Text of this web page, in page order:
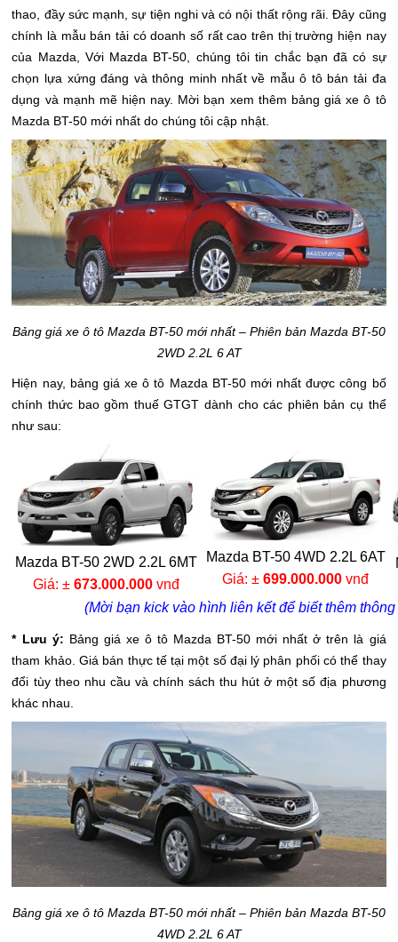
thao, đầy sức mạnh, sự tiện nghi và có nội thất rộng rãi. Đây cũng
chính là mẫu bán tải có doanh số rất cao trên thị trường hiện nay
của Mazda, Với Mazda BT-50, chúng tôi tin chắc bạn đã có sự
chọn lựa xứng đáng và thông minh nhất về mẫu ô tô bán tải đa
dụng và mạnh mẽ hiện nay. Mời bạn xem thêm bảng giá xe ô tô
Mazda BT-50 mới nhất do chúng tôi cập nhật.
Bảng giá xe ô tô Mazda BT-50 mới nhất – Phiên bản Mazda BT-50
2WD 2.2L 6 AT
Hiện nay, bảng giá xe ô tô Mazda BT-50 mới nhất được công bố
chính thức bao gồm thuế GTGT dành cho các phiên bản cụ thể
như sau:
Mazda BT-50 2WD 2.2L 6MT
Giá: ±673.000.000 vnđ
Mazda BT-50 4WD 2.2L 6AT
Giá: ±699.000.000 vnđ
(Mời bạn kick vào hình liên kết để biết thêm
* Lưu ý: Bảng giá xe ô tô Mazda BT-50 mới nhất ở trên là giá
tham khảo. Giá bán thực tế tại một số đại lý phân phối có thể thay
đổi tùy theo nhu cầu và chính sách thu hút ở một số địa phương
khác nhau.
Bảng giá xe ô tô Mazda BT-50 mới nhất – Phiên bản Mazda BT-50
4WD 2.2L 6 AT